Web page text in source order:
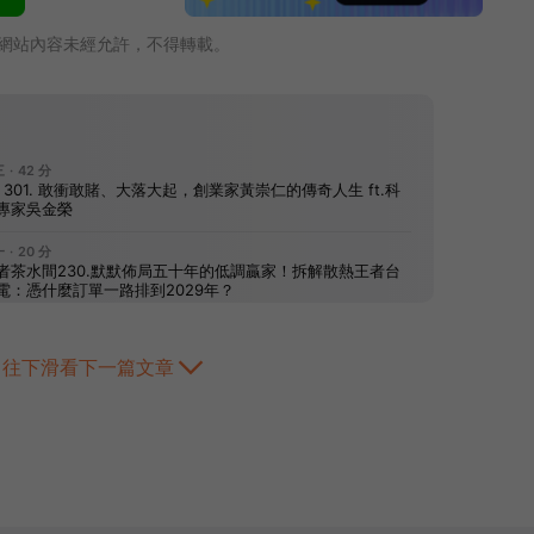
站內容未經允許，不得轉載。
往下滑看下一篇文章